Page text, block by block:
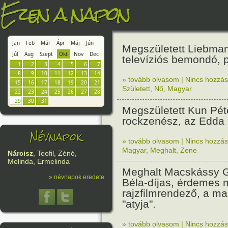
Ezen a napon
Jan Feb Már Ápr Máj
Jún
Júl
Aug Szept Okt Nov
Dec
1
2 3 4 5 6
7
8
9 10 11 12 13
14
15
16 17 18 19 20
21
22
23 24 25 26 27
28
29
30 31
Névnapok
Nárcisz, Teofil, Zénó,
Melinda, Ermelinda
» névnapok eredete
Megszületett
televíziós bemondó,
» tovább olvasom | Nincs
Született Nő Magyar
Megszületett Kun
rockzenész, az
» tovább olvasom | Nincs
Magyar, Meghalt Zene
Meghalt Macskássy
Béla-díjas, érdemes
rajzfilmrendező, a
"atyja".
» tovább olvasom | Nincs